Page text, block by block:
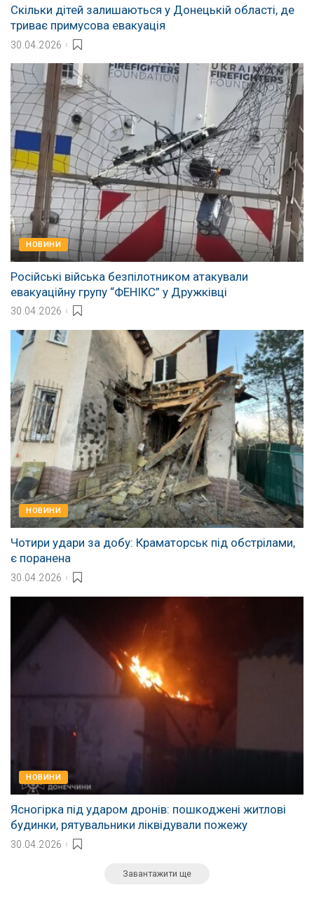
Скільки дітей залишаються у Донецькій області, де
триває примусова евакуація
30.04.2026
НОВИНИ
Російські війська безпілотником атакували
евакуаційну групу “ФЕНІКС” у Дружківці
30.04.2026
НОВИНИ
Чотири удари за добу: Краматорськ під обстрілами,
є поранена
30.04.2026
НОВИНИ
Ясногірка під ударом дронів: пошкоджені житлові
будинки, рятувальники ліквідували пожежу
30.04.2026
Завантажити ще